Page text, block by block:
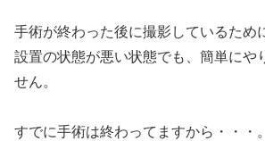
手術が終わった後に撮影しているため
設置の状態が悪い状態でも、簡単にや
せん。
すでに手術は終わってますから・・・。